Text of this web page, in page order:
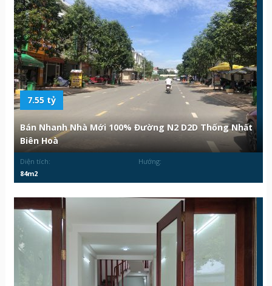
7.55 tỷ
Bán Nhanh Nhà Mới 100% Đường N2 D2D Thống Nhất
Biên Hoà
Diện tích:
84m2
Hướng: